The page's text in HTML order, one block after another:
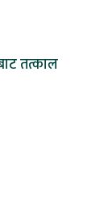
तत्काल